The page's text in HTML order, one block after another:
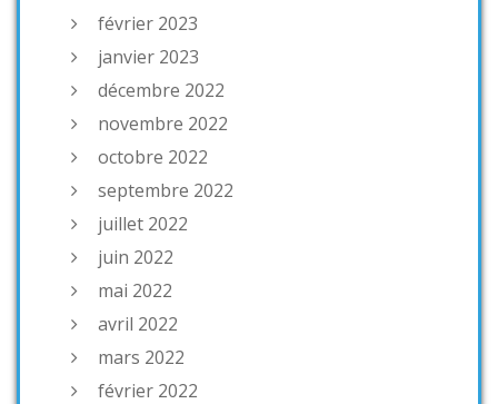
février 2023
janvier 2023
décembre 2022
novembre 2022
octobre 2022
septembre 2022
juillet 2022
juin 2022
mai 2022
avril 2022
mars 2022
février 2022